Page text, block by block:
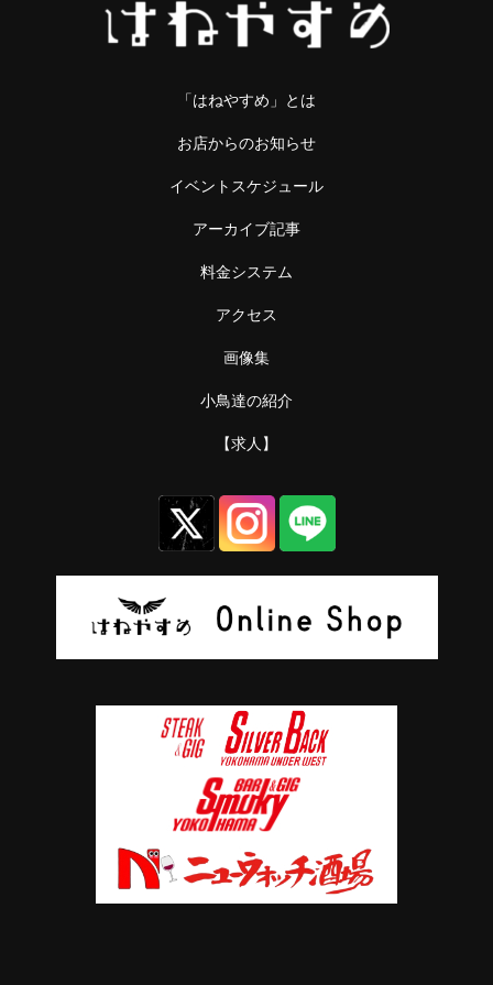
「はねやすめ」とは
お店からのお知らせ
イベントスケジュール
アーカイブ記事
料金システム
アクセス
画像集
小鳥達の紹介
【求人】